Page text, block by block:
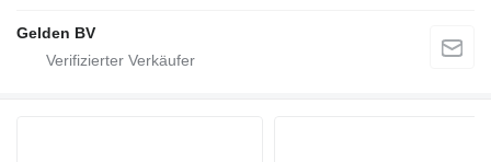
Gelden BV